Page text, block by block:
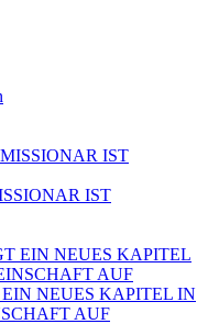
IST
NEUES KAPITEL IN
AUF